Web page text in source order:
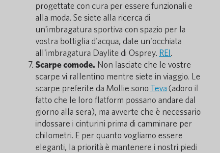
progettate con cura per essere funzionali e
alla moda. Se siete alla ricerca di
un'imbragatura sportiva con spazio per la
vostra bottiglia d'acqua, date un'occhiata
all'imbragatura Daylite di Osprey. REI.
Scarpe comode. Non lasciate che le vostre
scarpe vi rallentino mentre siete in viaggio. Le
scarpe preferite da Mollie sonoTeva(adoro il
fatto che le loro flatform possano andare dal
giorno alla sera), ma avverte che è necessario
indossare i cinturini prima di camminare per
chilometri. E per quanto vogliamo essere
eleganti, la priorità è mantenere i nostri piedi